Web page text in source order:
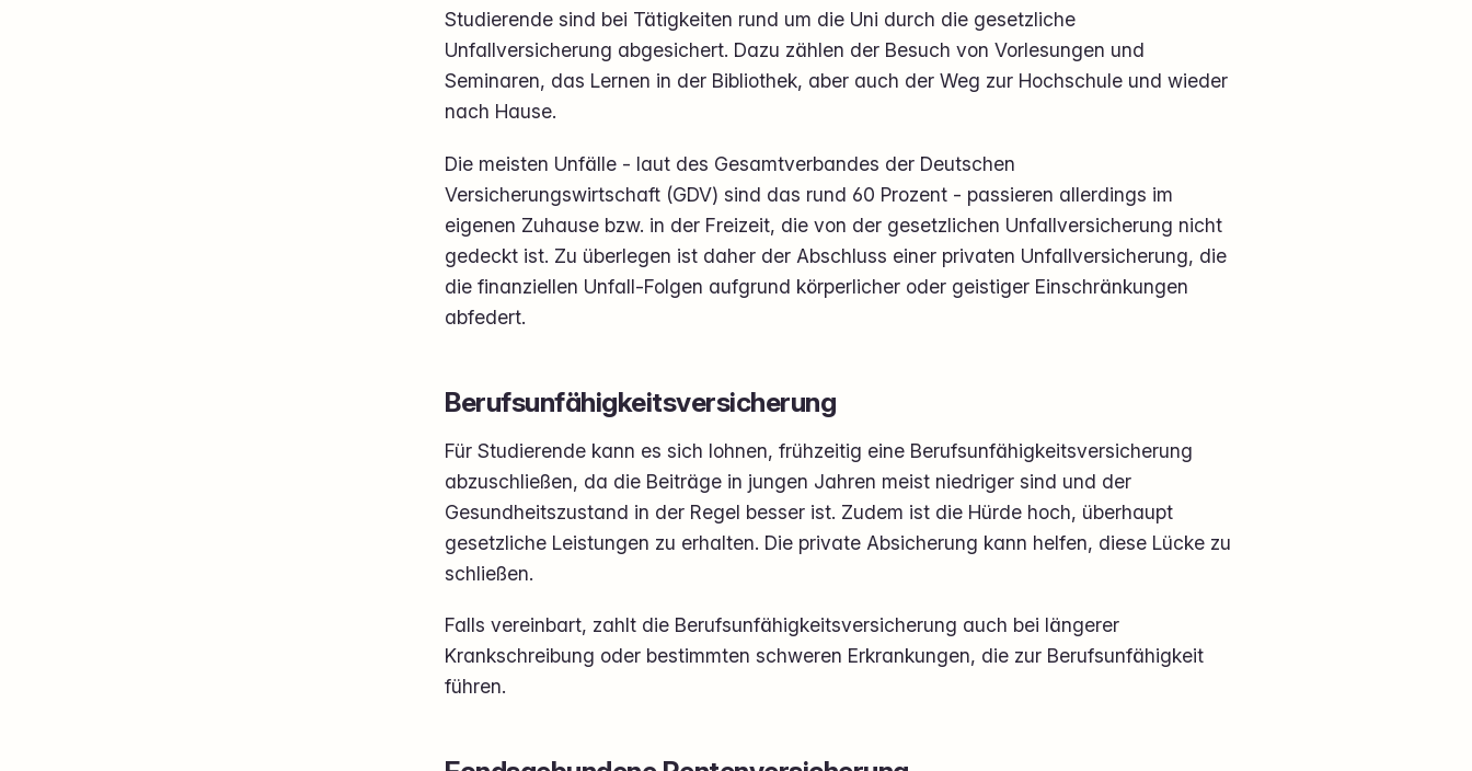
Studierende sind bei Tätigkeiten rund um die Uni durch die gesetzliche
Unfallversicherung abgesichert. Dazu zählen der Besuch von Vorlesungen und
Seminaren, das Lernen in der Bibliothek, aber auch der Weg zur Hochschule und wieder
nach Hause.
Die meisten Unfälle - laut des Gesamtverbandes der Deutschen
Versicherungswirtschaft (GDV) sind das rund 60 Prozent - passieren allerdings im
eigenen Zuhause bzw. in der Freizeit, die von der gesetzlichen Unfallversicherung nicht
gedeckt ist. Zu überlegen ist daher der Abschluss einer privaten Unfallversicherung, die
die finanziellen Unfall-Folgen aufgrund körperlicher oder geistiger Einschränkungen
abfedert.
Berufsunfähigkeitsversicherung
Für Studierende kann es sich lohnen, frühzeitig eine Berufsunfähigkeitsversicherung
abzuschließen, da die Beiträge in jungen Jahren meist niedriger sind und der
Gesundheitszustand in der Regel besser ist. Zudem ist die Hürde hoch, überhaupt
gesetzliche Leistungen zu erhalten. Die private Absicherung kann helfen, diese Lücke zu
schließen.
Falls vereinbart, zahlt die Berufsunfähigkeitsversicherung auch bei längerer
Krankschreibung oder bestimmten schweren Erkrankungen, die zur Berufsunfähigkeit
führen.